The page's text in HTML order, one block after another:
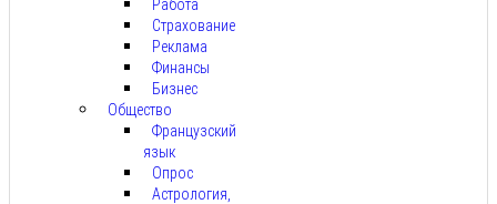
Работа
Страхование
Реклама
Финансы
Бизнес
Общество
Французский
язык
Опрос
Астрология,